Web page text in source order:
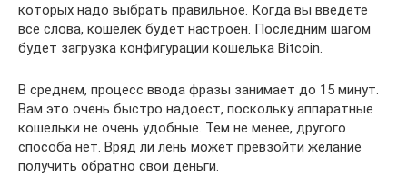
которых надо выбрать правильное. Когда вы введете
все слова, кошелек будет настроен. Последним шагом
будет загрузка конфигурации кошелька Bitcoin.
В среднем, процесс ввода фразы занимает до 15 минут.
Вам это очень быстро надоест, поскольку аппаратные
кошельки не очень удобные. Тем не менее, другого
способа нет. Вряд ли лень может превзойти желание
получить обратно свои деньги.